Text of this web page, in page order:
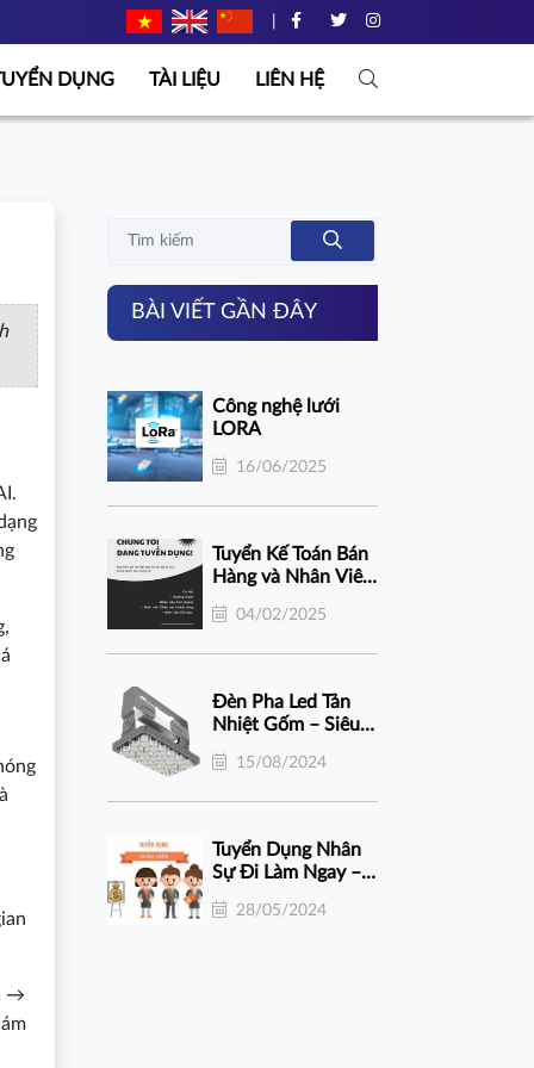
DỤNG TÀI LIỆU LIÊN HỆ
→
BÀI VIẾT GẦN ĐÂY
Công nghệ lưới
LORA
16/06/2025
Tuyển Kế Toán Bán
Hàng và Nhân Viên
Bị Chiếu Sáng –
04/02/2025
Đèn Pha Led Tản
Nhiệt Gốm – Siêu
Cao, Ứng Dụng
15/08/2024
Tuyển Dụng Nhân
Sự Đi Làm Ngay –
Giới Hạn
28/05/2024